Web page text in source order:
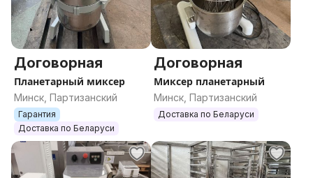
Договорная
Планетарный миксер
Минск, Партизанский
Гарантия
Доставка по Беларуси
Договорная
Миксер планетарный
Минск, Партизанский
Доставка по Беларуси